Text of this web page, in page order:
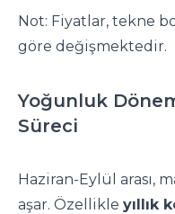
Not: Fiyatlar, tekne
göre değişmektedir.
Yoğunluk
Süreci
Haziran-Eylül arası,
aşar. Özellikle yıllık